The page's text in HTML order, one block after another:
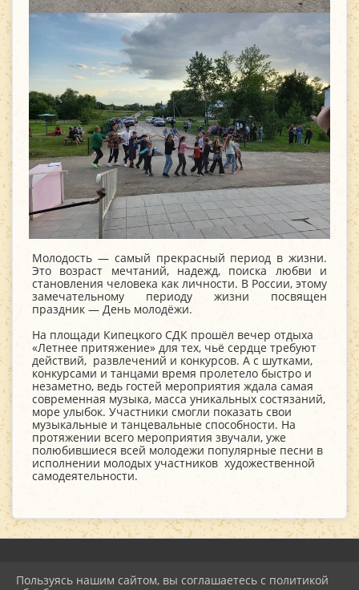
Молодость — самый прекрасный период в жизни.
Это возраст мечтаний, надежд, поиска любви и
становления человека как личности. В России, этому
замечательному периоду жизни посвящен
праздник — День молодёжи.
На площади Кипецкого СДК прошёл вечер отдыха
«Летнее притяжение» для тех, чьё сердце требуют
действий, развлечений и конкурсов. А с шутками,
конкурсами и танцами время пролетело быстро и
незаметно, ведь гостей мероприятия ждала самая
современная музыка, масса уникальных состязаний,
море улыбок. Участники смогли показать свои
музыкальные и танцевальные способности. На
протяжении всего мероприятия звучали, уже
полюбившиеся всей молодежи популярные песни в
исполнении молодых участников художественной
самодеятельности.
Пользуясь нашим сайтом, вы соглашаетесь с политикой